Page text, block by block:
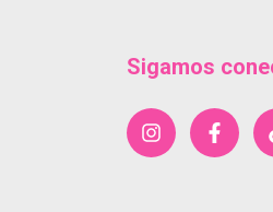
Sigamos